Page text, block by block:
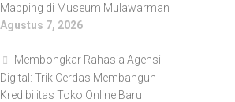
Mapping di Museum Mulawarman
Agustus 7, 2026
Membongkar Rahasia Agensi
Digital: Trik Cerdas Membangun
Kredibilitas Toko Online Baru